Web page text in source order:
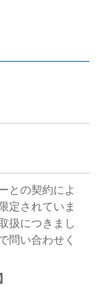
との契約によ
定されていま
扱につきまし
問い合わせく
】